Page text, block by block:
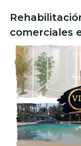
comerciales